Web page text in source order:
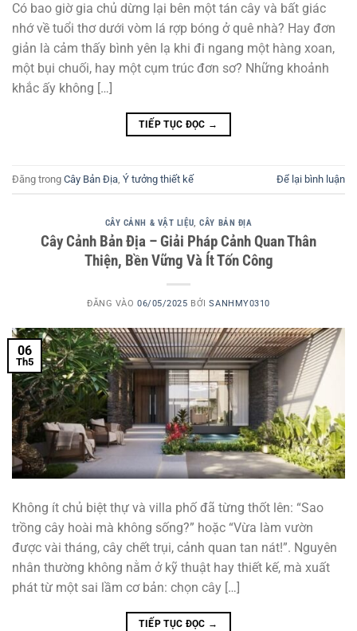
Có bao giờ gia chủ dừng lại bên một tán cây và bất giác
nhớ về tuổi thơ dưới vòm lá rợp bóng ở quê nhà? Hay đơn
giản là cảm thấy bình yên lạ khi đi ngang một hàng xoan,
một bụi chuối, hay một cụm trúc đơn sơ? Những khoảnh
khắc ấy không […]
TIẾP TỤC ĐỌC →
Đăng trong Cây Bản Địa Ý tưởng thiết kế Để lại bình luận
CÂY CẢNH & VẬT LIỆU,CÂY BẢN ĐỊA
Cây Cảnh Bản Địa – Giải Pháp Cảnh Quan Thân
Thiện, Bền Vững Và Ít Tốn Công
ĐĂNG VÀO 06/05/2025 BỞISANHMY0310
06
Th5
Không ít chủ biệt thự và villa phố đã từng thốt lên: “Sao
trồng cây hoài mà không sống?” hoặc “Vừa làm vườn
được vài tháng, cây chết trụi, cảnh quan tan nát!”. Nguyên
nhân thường không nằm ở kỹ thuật hay thiết kế, mà xuất
phát từ một sai lầm cơ bản: chọn cây […]
TIẾP TỤC ĐỌC →